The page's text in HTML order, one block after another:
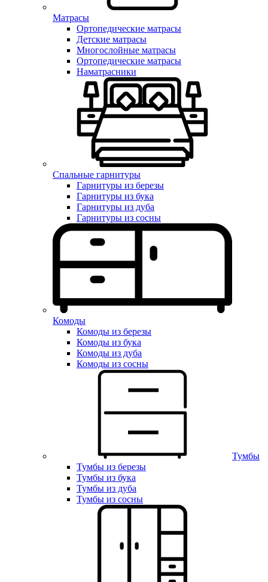
Матрасы
Ортопедические матрасы
Детские матрасы
Многослойные матрасы
Ортопедические матрасы
Наматрасники
Спальные гарнитуры
Гарнитуры из березы
Гарнитуры из бука
Гарнитуры из дуба
Гарнитуры из сосны
Комоды
Комоды из березы
Комоды из бука
Комоды из дуба
Комоды из сосны
Тумбы
Тумбы из березы
Тумбы из бука
Тумбы из дуба
Тумбы из сосны